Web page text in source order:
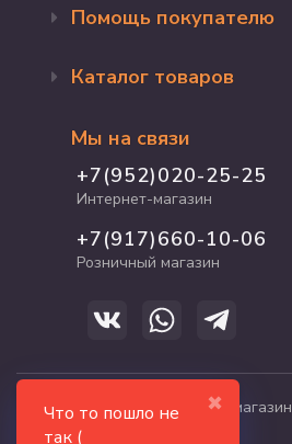
✖
Что то пошло не
так (
Помощь покупателю
Доставка и оплата
Программа лояльности
График работы
Полезные статьи
Каталог товаров
Акции
Для кошек
Для собак
Для грызунов
Для рыб и рептилий
Мы на связи
+7(952)020-25-25
Интернет-магазин
+7(917)660-10-06
Розничный магазин
© 2017-2026 zooshop21.ru - магазин
зоотоваров в Чебоксарах